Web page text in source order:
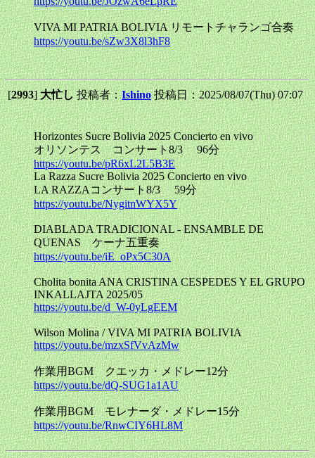
VIVA MI PATRIA BOLIVIA リモートチャランゴ合奏
https://youtu.be/sZw3X8l3hF8
[2993]大忙し投稿者：Ishino 投稿日：2025/08/07(Thu) 07:07
Horizontes Sucre Bolivia 2025 Concierto en vivo
オリソンテス コンサート8/3 96分
https://youtu.be/pR6xL2L5B3E
La Razza Sucre Bolivia 2025 Concierto en vivo
LA RAZZAコンサート8/3 59分
https://youtu.be/NygitnWYX5Y
DIABLADA TRADICIONAL - ENSAMBLE DE
QUENAS ケーナ五重奏
https://youtu.be/iE_oPx5C30A
Cholita bonita ANA CRISTINA CESPEDES Y EL GRUPO
INKALLAJTA 2025/05
https://youtu.be/d_W-0yLgEEM
Wilson Molina / VIVA MI PATRIA BOLIVIA
https://youtu.be/mzxSfVvAzMw
作業用BGM クエッカ・メドレー12分
https://youtu.be/dQ-SUG1a1AU
作業用BGM モレナーダ・メドレー15分
https://youtu.be/RnwCIY6HL8M